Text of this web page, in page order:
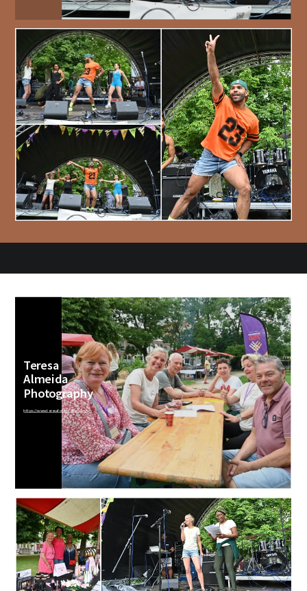
Teresa
Almeida
Photography
https://www.teresafotografie.com/